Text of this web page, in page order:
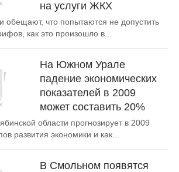
на услуги ЖКХ
обещают, что попытаются не допустить
как это произошло в...
На Южном Урале
падение экономических
показателей в 2009
может составить 20%
области прогнозирует в 2009
развития экономики и как...
В Смольном появятся